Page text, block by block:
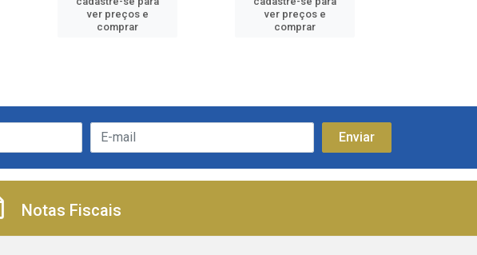
ver preços e
comprar
ver preços e
comprar
Notas Fiscais